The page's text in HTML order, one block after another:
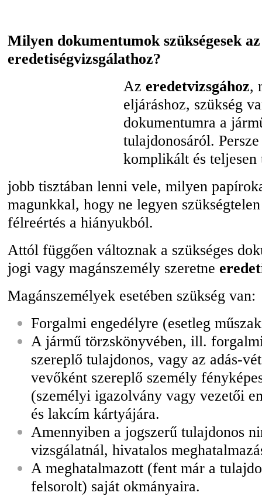
Milyen dokumentumok szükségesek az
eredetiségvizsgálathoz?
Az eredetvizsgához,
eljáráshoz, szükség
dokumentumra a
tulajdonosáról.
komplikált és teljesen
jobb tisztában lenni vele, milyen
magunkkal, hogy ne legyen
félreértés a hiányukból.
Attól függően változnak a szükséges
jogi vagy magánszemély szeretne
Magánszemélyek esetében szükség van:
Forgalmi engedélyre (esetleg
A jármű törzskönyvében, ill.
szereplő tulajdonos, vagy az adás-
vevőként szereplő személy
(személyi igazolvány vagy vezetői
és lakcím kártyájára.
Amennyiben a jogszerű tulajdonos
vizsgálatnál, hivatalos
A meghatalmazott (fent már a
felsorolt) saját okmányaira.